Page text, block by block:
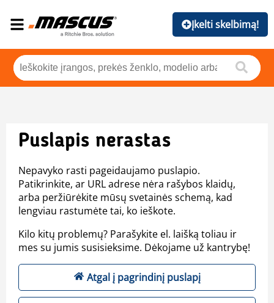
Įkelti skelbimą!
Puslapis nerastas
Nepavyko rasti pageidaujamo puslapio.
Patikrinkite, ar URL adrese nėra rašybos klaidų,
arba peržiūrėkite mūsų svetainės schemą, kad
lengviau rastumėte tai, ko ieškote.
Kilo kitų problemų? Parašykite el. laišką toliau ir
mes su jumis susisieksime. Dėkojame už kantrybę!
Atgal į pagrindinį puslapį